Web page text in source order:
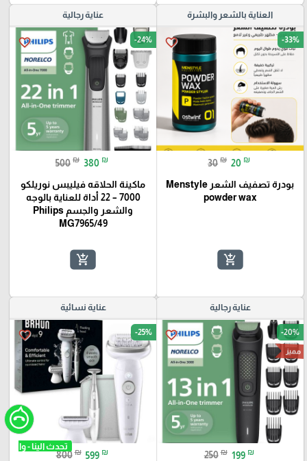
العناية بالشعر والبشرة
favorite_border -33%
30 ₪ 20 ₪
بودرة تصفيف الشعر Menstyle
powder wax
add_shopping_cart
عناية رجالية
favorite_border -24%
500 ₪ 380 ₪
ماكينة الحلاقه فيليبس نوريلكو
7000 – 22 أداة للعناية بالوجه
والشعر والجسم Philips
MG7965/49
add_shopping_cart
عناية رجالية
favorite_border -20%
مميز
250 ₪ 199 ₪
عناية نسائية
favorite_border -25%
800 ₪ 599 ₪